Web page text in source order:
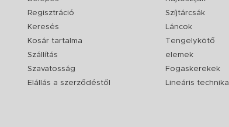
Regisztráció
Keresés
Kosár tartalma
Szállítás
Szavatosság
Elállás a szerződéstől
Szíjtárcsák
Láncok
Tengelykötő
elemek
Fogaskerekek
Lineáris technika